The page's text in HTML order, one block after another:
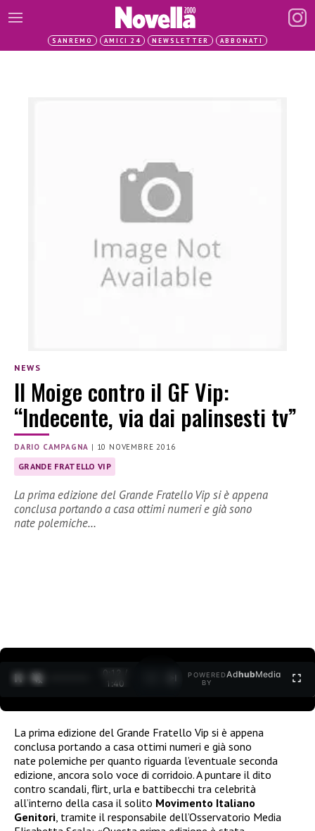
SANREMO AMICI 24 NEWSLETTER ABBONATI
NEWS
Il Moige contro il GF Vip:
“Indecente, via dai palinsesti tv”
DARIO CAMPAGNA | 10 NOVEMBRE 2016
GRANDE FRATELLO VIP
La prima edizione del Grande Fratello Vip si è appena
conclusa portando a casa ottimi numeri e già sono
nate polemiche…
0:12 /
1:40
POWERED
BY
AdhubMedia
La prima edizione del Grande Fratello Vip si è appena
conclusa portando a casa ottimi numeri e già sono
nate polemiche per quanto riguarda l’eventuale seconda
edizione, ancora solo voce di corridoio. A puntare il dito
contro scandali, flirt, urla e battibecchi tra celebrità
all’interno della casa il solito Movimento Italiano
Genitori , tramite il responsabile dell’Osservatorio Media